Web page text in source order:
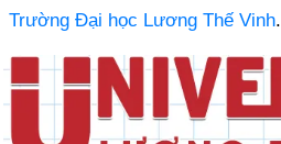
Trường Đại học Lương Thế Vinh.